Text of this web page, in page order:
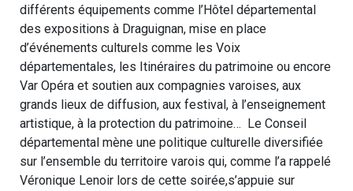
différents équipements comme l’Hôtel départemental
des expositions à Draguignan, mise en place
d’événements culturels comme les Voix
départementales, les Itinéraires du patrimoine ou encore
Var Opéra et soutien aux compagnies varoises, aux
grands lieux de diffusion, aux festival, à l’enseignement
artistique, à la protection du patrimoine… Le Conseil
départemental mène une politique culturelle diversifiée
sur l’ensemble du territoire varois qui, comme l’a rappelé
Véronique Lenoir lors de cette soirée,s’appuie sur